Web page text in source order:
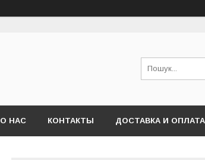
О НАС КОНТАКТЫ ДОСТАВКА И ОПЛАТА